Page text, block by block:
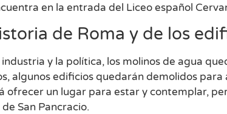
en la entrada del Liceo español
de Roma y de los
y la política, los molinos de agua
algunos edificios quedarán demolidos
ofrecer un lugar para estar y contemplar,
San Pancracio.